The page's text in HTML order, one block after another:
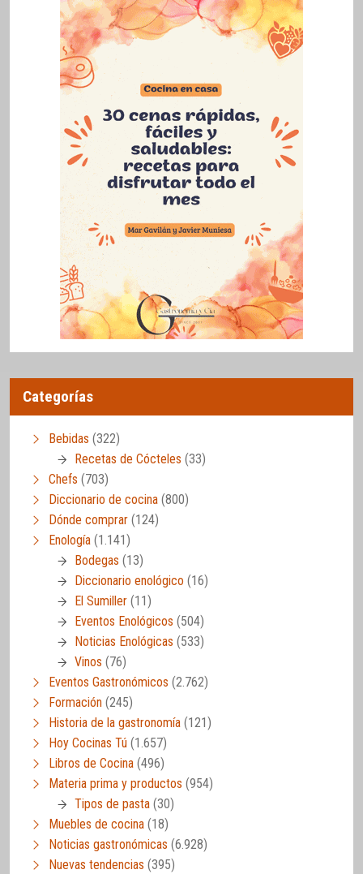
Categorías
Bebidas (322)
Recetas de Cócteles (33)
Chefs (703)
Diccionario de cocina (800)
Dónde comprar (124)
Enología (1.141)
Bodegas (13)
Diccionario enológico (16)
El Sumiller (11)
Eventos Enológicos (504)
Noticias Enológicas (533)
Vinos (76)
Eventos Gastronómicos (2.762)
Formación (245)
Historia de la gastronomía (121)
Hoy Cocinas Tú (1.657)
Libros de Cocina (496)
Materia prima y productos (954)
Tipos de pasta (30)
Muebles de cocina (18)
Noticias gastronómicas (6.928)
Nuevas tendencias (395)